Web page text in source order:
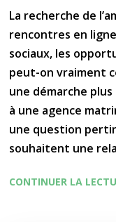
La recherche de
rencontres en
sociaux, les
peut-on vraiment
une démarche
à une agence
une question
souhaitent une
CONTINUER LA